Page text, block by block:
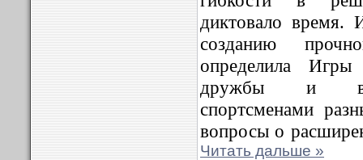
диктовало
созданию
определила Игры
дружбы и
спортсменами
вопросы о
Читать дальше »